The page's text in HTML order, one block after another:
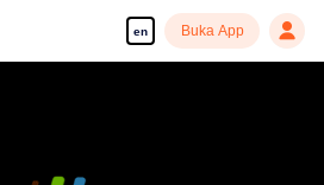
en Buka App